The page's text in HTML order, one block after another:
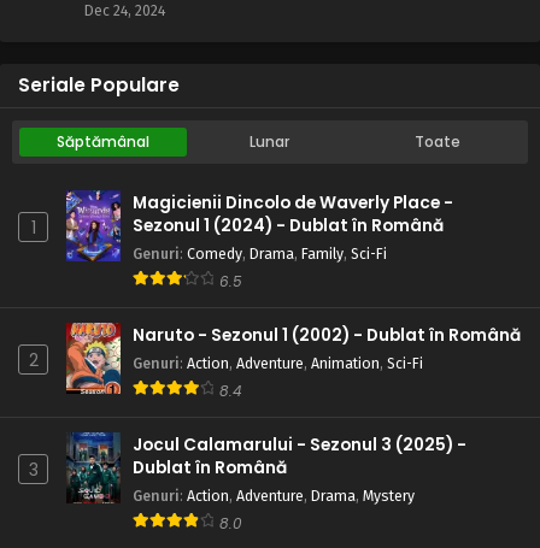
Dec 24, 2024
Seriale Populare
Săptămânal Lunar Toate
1
Magicienii Dincolo de Waverly Place -
Sezonul 1 (2024) - Dublat în Română
Genuri: Comedy, Drama, Family, Sci-Fi
6.5
2
Naruto - Sezonul 1 (2002) - Dublat în Română
Genuri: Action, Adventure, Animation, Sci-Fi
8.4
3
Jocul Calamarului - Sezonul 3 (2025) -
Dublat în Română
Genuri: Action, Adventure, Drama, Mystery
8.0